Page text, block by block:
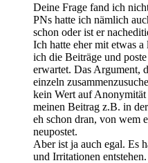
Deine Frage fand ich
PNs hatte ich nämlich
schon oder ist er
Ich hatte eher mit etwas
ich die Beiträge und
erwartet. Das Argument,
einzeln
kein Wert auf
meinen Beitrag z.B. in
eh schon dran, von wem
neupostet.
Aber ist ja auch egal. Es
und Irritationen entstehen.